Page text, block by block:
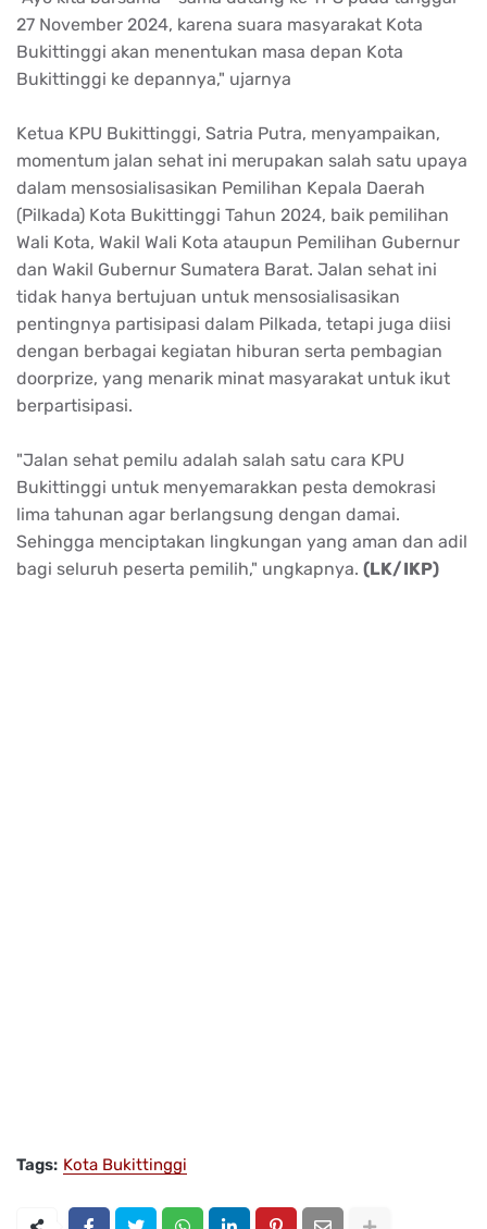
27 November 2024, karena suara masyarakat Kota
Bukittinggi akan menentukan masa depan Kota
Bukittinggi ke depannya," ujarnya
Ketua KPU Bukittinggi, Satria Putra, menyampaikan,
momentum jalan sehat ini merupakan salah satu upaya
dalam mensosialisasikan Pemilihan Kepala Daerah
(Pilkada) Kota Bukittinggi Tahun 2024, baik pemilihan
Wali Kota, Wakil Wali Kota ataupun Pemilihan Gubernur
dan Wakil Gubernur Sumatera Barat. Jalan sehat ini
tidak hanya bertujuan untuk mensosialisasikan
pentingnya partisipasi dalam Pilkada, tetapi juga diisi
dengan berbagai kegiatan hiburan serta pembagian
doorprize, yang menarik minat masyarakat untuk ikut
berpartisipasi.
"Jalan sehat pemilu adalah salah satu cara KPU
Bukittinggi untuk menyemarakkan pesta demokrasi
lima tahunan agar berlangsung dengan damai.
Sehingga menciptakan lingkungan yang aman dan adil
bagi seluruh peserta pemilih," ungkapnya. (LK/IKP)
Tags: Kota Bukittinggi